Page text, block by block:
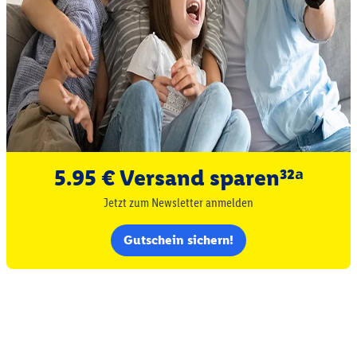
5.95 € Versand sparen³²ᵃ
Jetzt zum Newsletter anmelden
Gutschein sichern!